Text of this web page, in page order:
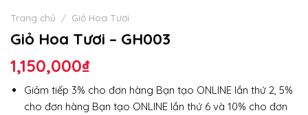
Trang chủ / Giỏ Hoa Tươi
Giỏ Hoa Tươi – GH003
1,150,000₫
Giảm tiếp 3% cho đơn hàng Bạn tạo ONLINE lần thứ 2, 5%
cho đơn hàng Bạn tạo ONLINE lần thứ 6 và 10% cho đơn